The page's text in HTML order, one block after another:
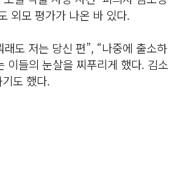
외모 평가가 나온 바 있다.
도 저는 당신 편”, “나중에 출소하
이들의 눈살을 찌푸리게 했다. 김소
도 했다.